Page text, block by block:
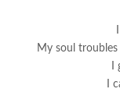
My soul
I